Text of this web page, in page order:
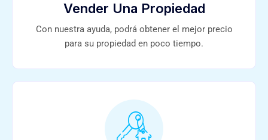
Vender Una Propiedad
Con nuestra ayuda, podrá obtener el mejor precio
para su propiedad en poco tiempo.